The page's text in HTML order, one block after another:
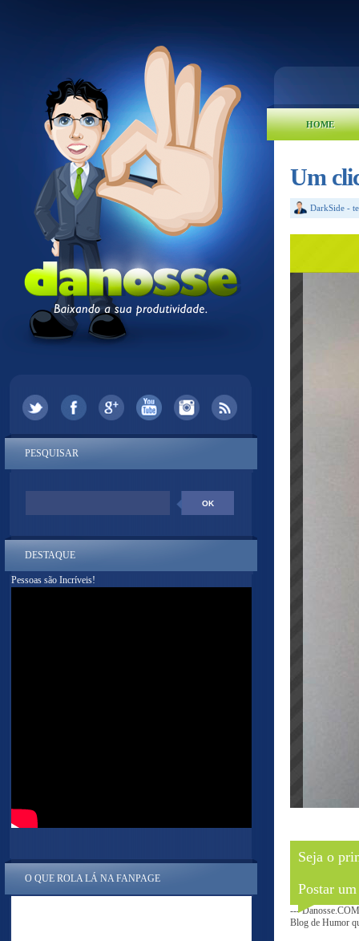
HOME
Um
DarkSide -
Seja o
Postar
---
Blog de Humor
PESQUISAR
DESTAQUE
Pessoas são Incríveis!
O QUE ROLA LÁ NA FANPAGE